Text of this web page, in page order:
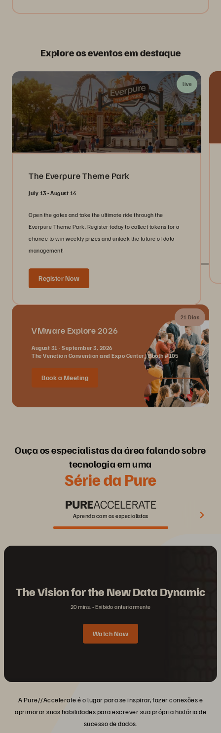
Explore os eventos em destaque
live
The Everpure Theme Park
July 13 - August 14
Open the gates and take the ultimate ride through the
Everpure Theme Park. Register today to collect tokens for a
chance to win weekly prizes and unlock the future of data
management!
Register Now
Live com a Pure em eventos do setor
21 Dias
VMware Explore 2026
August 31 - September 3, 2026
The Venetian Convention and Expo Center | Booth #105
Book a Meeting
Ouça os especialistas da área falando sobre
tecnologia em uma
Série da Pure
Aprenda com os especialistas
The Vision for the New Data Dynamic
20 mins. Exibido anteriormente
Watch Now
A Pure//Accelerate é o lugar para se inspirar, fazer conexões e
aprimorar suas habilidades para escrever sua própria história de
sucesso de dados.